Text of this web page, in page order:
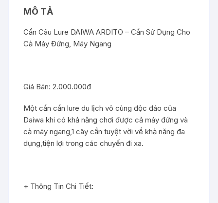
Máy
Đứng
và
Máy
MÔ TẢ
Cần Câu Lure DAIWA ARDITO – Cần Sử Dụng Cho
Cả Máy Đứng, Máy Ngang
Giá Bán: 2.000.000đ
Một cần cần lure du lịch vô cùng độc đáo của
Daiwa khi có khả năng chơi được cả máy đứng và
cả máy ngang,1 cây cần tuyệt vời về khả năng đa
dụng,tiện lợi trong các chuyến đi xa.
+ Thông Tin Chi Tiết: